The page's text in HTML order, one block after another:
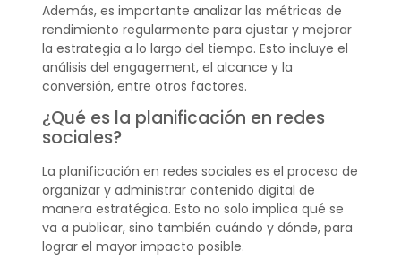
Además, es importante analizar las métricas de
rendimiento regularmente para ajustar y mejorar
la estrategia a lo largo del tiempo. Esto incluye el
análisis del engagement, el alcance y la
conversión, entre otros factores.
¿Qué es la planificación en redes
sociales?
La planificación en redes sociales es el proceso de
organizar y administrar contenido digital de
manera estratégica. Esto no solo implica qué se
va a publicar, sino también cuándo y dónde, para
lograr el mayor impacto posible.